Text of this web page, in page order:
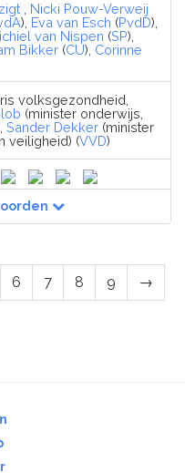
Nicki Pouw-Verweij
), Eva van Esch (PvdD),
van Nispen (SP),
Bikker (CU), Corinne
volksgezondheid,
(minister onderwijs,
Sander Dekker (minister
veiligheid) (VVD)
6 7 8 9 →